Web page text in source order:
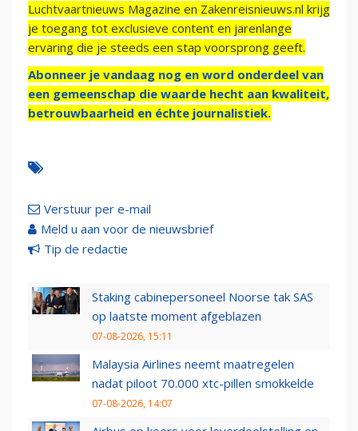
Luchtvaartnieuws Magazine en Zakenreisnieuws.nl krijg
je toegang tot exclusieve content en jarenlange
ervaring die je steeds een stap voorsprong geeft.
Abonneer je vandaag nog en word onderdeel van
een gemeenschap die waarde hecht aan kwaliteit,
betrouwbaarheid en échte journalistiek.
Verstuur per e-mail
Meld u aan voor de nieuwsbrief
Tip de redactie
Staking cabinepersoneel Noorse tak SAS
op laatste moment afgeblazen
07-08-2026, 15:11
Malaysia Airlines neemt maatregelen
nadat piloot 70.000 xtc-pillen smokkelde
07-08-2026, 14:07